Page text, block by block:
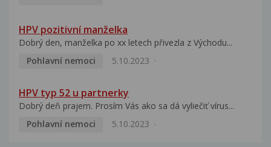
HPV pozitivní manželka
Dobrý den, manželka po xx letech přivezla z Východu...
Pohlavní nemoci
5.10.2023
HPV typ 52 u partnerky
Dobrý deň prajem. Prosím Vás ako sa dá vyliečiť vírus...
Pohlavní nemoci
5.10.2023